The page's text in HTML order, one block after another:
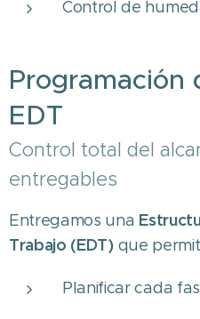
Control de
Programación
EDT
Control total del
entregables
Entregamos una
Trabajo (EDT)que
Planificar cada